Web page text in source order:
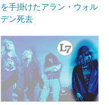
を手掛けたアラン・ウォル
デン死去